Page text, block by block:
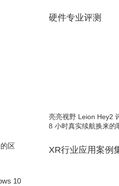
区
10
硬件专业评测
亮亮视野 Leion Hey2
8 小时真实续航换来的
XR行业应用案例